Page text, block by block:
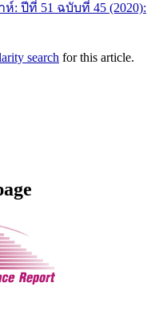
: ปีที่ 51 ฉบับที่ 45 (2020):
search for this article.